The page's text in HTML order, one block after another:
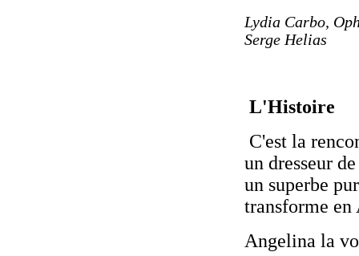
Lydia Carbo,
Serge Helias
L'Histoire
C'est la
un dresseur
un superbe
transforme en
Angelina la